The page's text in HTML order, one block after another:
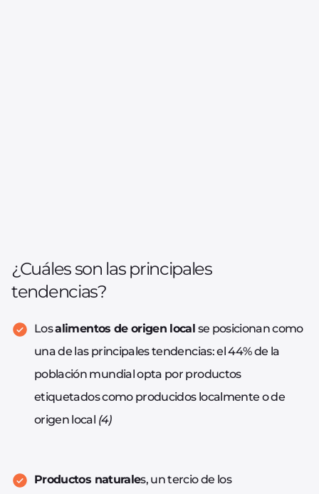
¿Cuáles son las principales
tendencias?
Losalimentos de origen local se posicionan como
una de las principales tendencias: el 44% de la
población mundial opta por productos
etiquetados como producidos localmente o de
origen local (4)
Productos naturales, un tercio de los